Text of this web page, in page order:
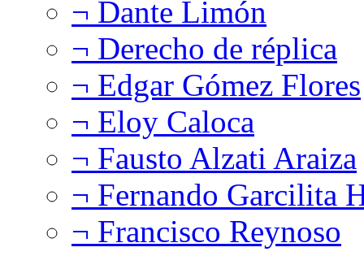
¬ Dante Limón
¬ Derecho de réplica
¬ Edgar Gómez Flores
¬ Eloy Caloca
¬ Fausto Alzati Araiza
¬ Fernando Garcilita
¬ Francisco Reynoso